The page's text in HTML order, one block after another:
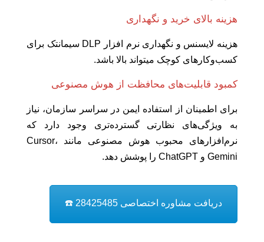
هزینه بالای خرید و نگهداری
هزینه لایسنس و نگهداری نرم افزار DLP سیمانتک برای
کسب‌وکارهای کوچک میتواند بالا باشد.
کمبود قابلیت‌های محافظت از هوش مصنوعی
برای اطمینان از استفاده ایمن در سراسر سازمان، نیاز
به ویژگی‌های نظارتی گسترده‌تری وجود دارد که
نرم‌افزارهای محبوب هوش مصنوعی مانند Cursor،
Gemini و ChatGPT را پوشش دهد.
دریافت مشاوره اختصاصی 28425485 ☎️